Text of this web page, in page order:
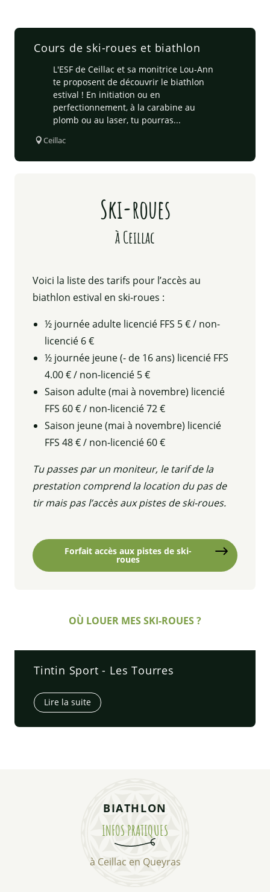
Cours de ski-roues et biathlon
L'ESF de Ceillac et sa monitrice Lou-Ann
te proposent de découvrir le biathlon
estival ! En initiation ou en
perfectionnement, à la carabine au
plomb ou au laser, tu pourras...
Ceillac
Ski-roues
à Ceillac
Voici la liste des tarifs pour l’accès au
biathlon estival en ski-roues :
½ journée adulte licencié FFS 5 € / non-
licencié 6 €
½ journée jeune (- de 16 ans) licencié FFS
4.00 € / non-licencié 5 €
Saison adulte (mai à novembre) licencié
FFS 60 € / non-licencié 72 €
Saison jeune (mai à novembre) licencié
FFS 48 € / non-licencié 60 €
Tu passes par un moniteur, le tarif de la
prestation comprend la location du pas de
tir mais pas l’accès aux pistes de ski-roues.
Forfait accès aux pistes de ski-
roues
OÙ LOUER MES SKI-ROUES ?
Tintin Sport - Les Tourres
Lire la suite
BIATHLON
INFOS PRATIQUES
à Ceillac en Queyras